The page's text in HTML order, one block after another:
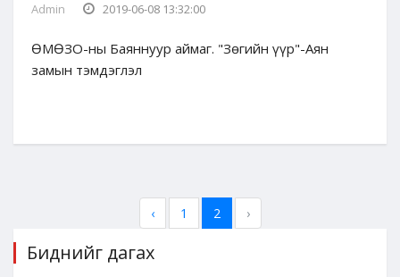
Admin 2019-06-08 13:32:00
ӨМӨЗО-ны Баяннуур аймаг. "Зөгийн үүр"-Аян
замын тэмдэглэл
‹ 1 2 ›
Биднийг дагах